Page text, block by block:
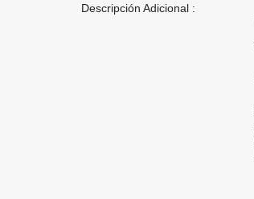
Descripción Adicional :